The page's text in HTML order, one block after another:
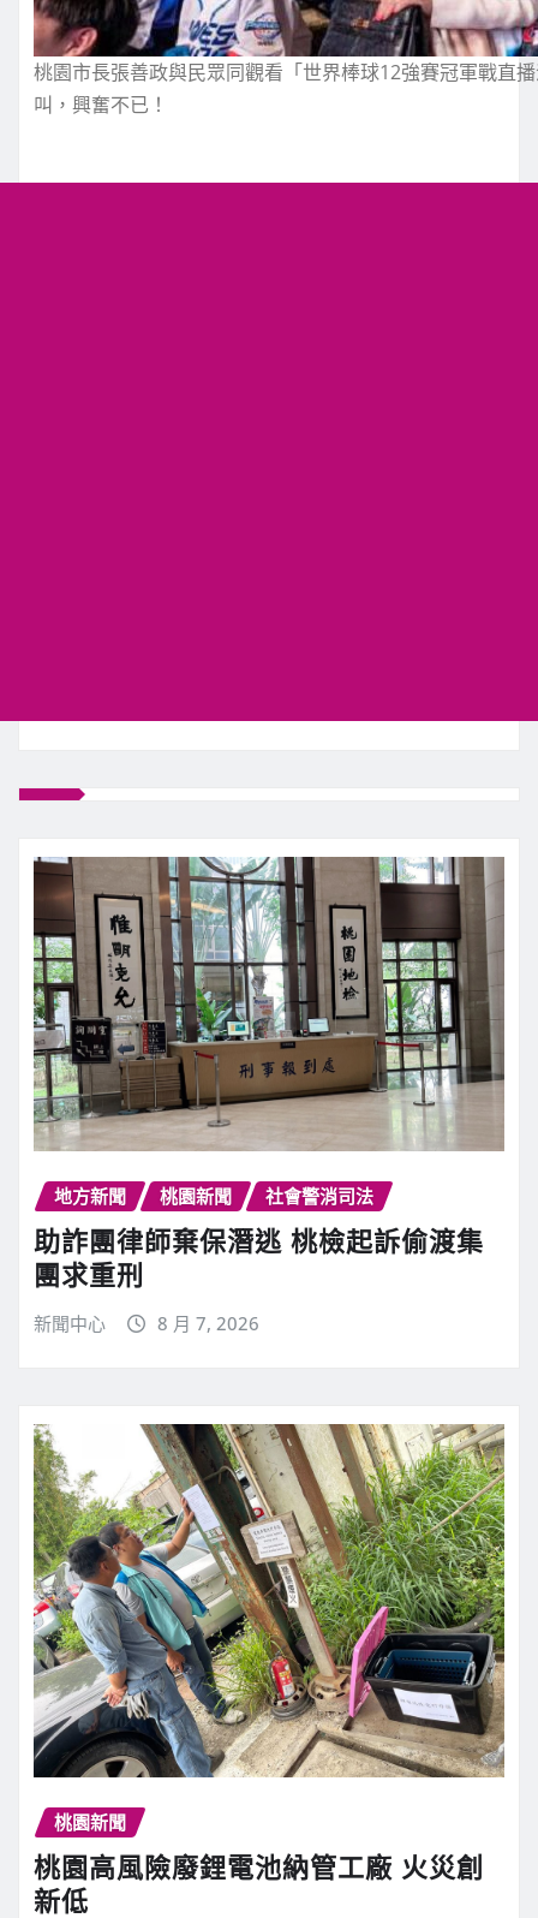
桃園市長張善政與民眾同觀看「世界棒球12強賽冠軍戰直
叫，興奮不已！
地方新聞 桃園新聞 社會警消司法
助詐團律師棄保潛逃 桃檢起訴偷渡集
團求重刑
新聞中心 8 月 7, 2026
桃園新聞
桃園高風險廢鋰電池納管工廠 火災創
新低